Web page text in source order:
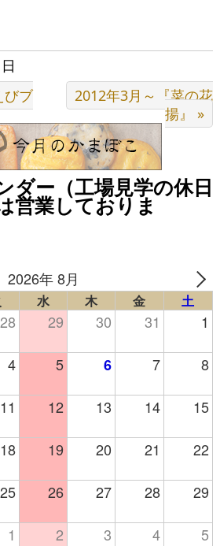
びブ
2012年3月～『菜の花
揚』 »
ダー（工場見学の休日
営業しておりま
2026年 8月
水 木 金 土
28 29 30 31 1
4 5 6 7 8
11 12 13 14 15
18 19 20 21 22
25 26 27 28 29
1 2 3 4 5